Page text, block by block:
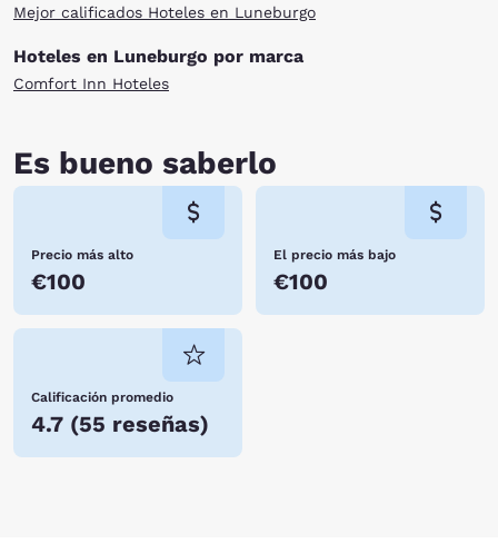
Mejor calificados Hoteles en Luneburgo
Hoteles en Luneburgo por marca
Comfort Inn Hoteles
Es bueno saberlo
Precio más alto
€100
El precio más bajo
€100
Calificación promedio
4.7 (55 reseñas)